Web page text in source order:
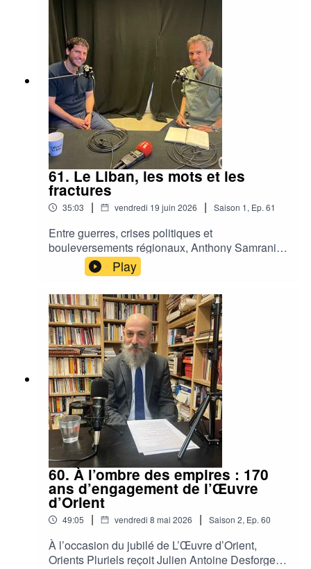
61. Le Liban, les mots et les
fractures
35:03 | vendredi 19 juin 2026 | Saison 1, Ep. 61
Entre guerres, crises politiques et
bouleversements régionaux, Anthony Samrani
raconte ce que signifie exercer le métier de
journaliste au Liban. Une conversation sur
l'engagement, la complexité du pays du Cèdre et
l'avenir de L'Orient-Le Jour et de la francophonie.
Play
60. À l’ombre des empires : 170
ans d’engagement de l’Œuvre
d’Orient
49:05 | vendredi 8 mai 2026 | Saison 2, Ep. 60
À l’occasion du jubilé de L’Œuvre d’Orient,
Orients Pluriels reçoit Julien Antoine Desforges